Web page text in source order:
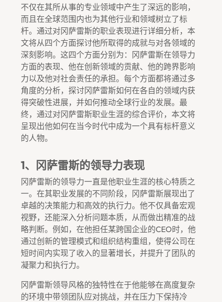
不仅在其所从事的专业领域中产生了深远的影响，
而且在全球范围内也为其他行业和领域树立了标
杆。通过对冈萨雷斯的职业表现进行详细分析，本
文将从四个方面探讨他所取得的成就与对各领域的
深刻影响。这四个方面分别为：冈萨雷斯在领导力
方面的表现、他在创新领域的贡献、他的跨界影响
力以及他对社会责任的承担。每个方面都将通过多
角度的分析，探讨冈萨雷斯如何在各自的领域内获
得突破性进展，并如何推动全球行业的发展。最
终，通过对冈萨雷斯职业生涯的综合评价，本文将
呈现出他如何在当今时代中成为一个具有标杆意义
的人物。
1、冈萨雷斯的领导力表现
冈萨雷斯的领导力一直是他职业生涯的核心特质之
一。在其职业发展的不同阶段，冈萨雷斯展现出了
卓越的决策能力和高效的执行力。他不仅具备宏观
视野，还能深入分析问题本质，从而做出精准的战
略判断。例如，在他担任某跨国企业的CEO时，他
通过创新的管理模式和组织结构重组，使得公司在
短时间内实现了收入的显著增长，并提升了团队的
凝聚力和执行力。
冈萨雷斯领导风格的独特性在于他能够在高度复杂
的环境中带领团队应对挑战，并在压力下保持冷